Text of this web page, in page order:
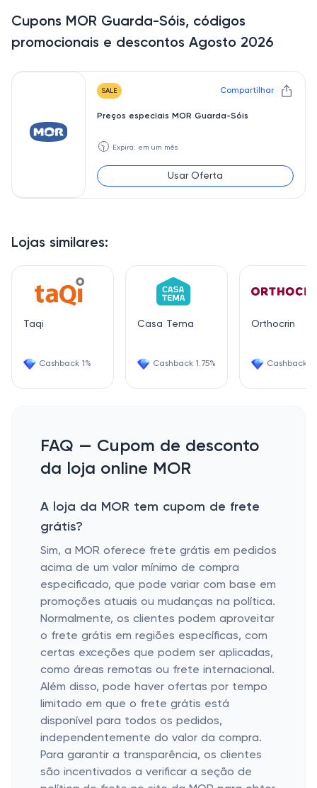
Lojas similares:
Taqi
Cashback 1%
Casa Tema
Cashback 1.75%
Orthocrin
Cashback
Cupons MOR Guarda-Sóis, códigos
promocionais e descontos Agosto 2026
SALE Compartilhar
Preços especiais MOR Guarda-Sóis
🕥 Expira: em um mês
Usar Oferta
FAQ — Cupom de desconto
da loja online MOR
A loja da MOR tem cupom de frete
grátis?
Sim, a MOR oferece frete grátis em pedidos
acima de um valor mínimo de compra
especificado, que pode variar com base em
promoções atuais ou mudanças na política.
Normalmente, os clientes podem aproveitar
o frete grátis em regiões específicas, com
certas exceções que podem ser aplicadas,
como áreas remotas ou frete internacional.
Além disso, pode haver ofertas por tempo
limitado em que o frete grátis está
disponível para todos os pedidos,
independentemente do valor da compra.
Para garantir a transparência, os clientes
são incentivados a verificar a seção de